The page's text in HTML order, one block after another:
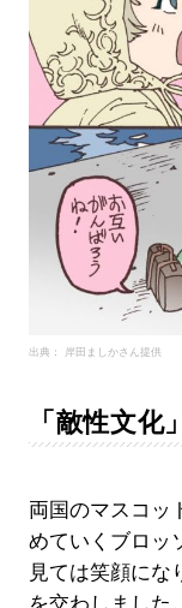
出典： 岸田ましかさん提供
「敵性文
両国のマスコッ
めていくブロッ
見ては笑顔にな